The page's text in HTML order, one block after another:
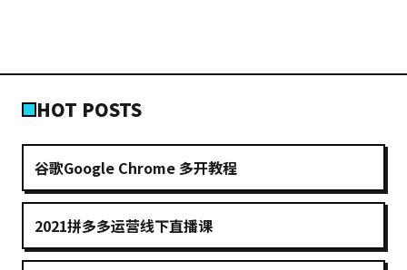
HOT POSTS
谷歌Google Chrome 多开教程
2021拼多多运营线下直播课